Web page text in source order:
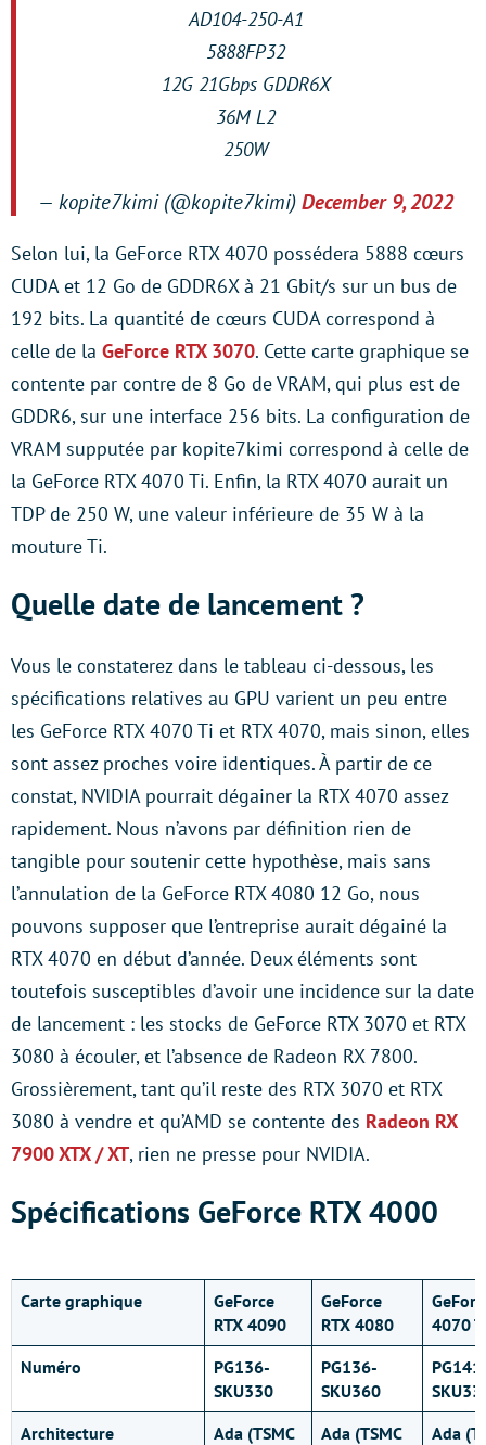
AD104-250-A1
5888FP32
12G 21Gbps GDDR6X
36M L2
250W
— kopite7kimi (@kopite7kimi) December 9, 2022
Selon lui, la GeForce RTX 4070 possédera 5888 cœurs
CUDA et 12 Go de GDDR6X à 21 Gbit/s sur un bus de
192 bits. La quantité de cœurs CUDA correspond à
celle de la GeForce RTX 3070. Cette carte graphique se
contente par contre de 8 Go de VRAM, qui plus est de
GDDR6, sur une interface 256 bits. La configuration de
VRAM supputée par kopite7kimi correspond à celle de
la GeForce RTX 4070 Ti. Enfin, la RTX 4070 aurait un
TDP de 250 W, une valeur inférieure de 35 W à la
mouture Ti.
Quelle date de lancement ?
Vous le constaterez dans le tableau ci-dessous, les
spécifications relatives au GPU varient un peu entre
les GeForce RTX 4070 Ti et RTX 4070, mais sinon, elles
sont assez proches voire identiques. À partir de ce
constat, NVIDIA pourrait dégainer la RTX 4070 assez
rapidement. Nous n’avons par définition rien de
tangible pour soutenir cette hypothèse, mais sans
l’annulation de la GeForce RTX 4080 12 Go, nous
pouvons supposer que l’entreprise aurait dégainé la
RTX 4070 en début d’année. Deux éléments sont
toutefois susceptibles d’avoir une incidence sur la date
de lancement : les stocks de GeForce RTX 3070 et RTX
3080 à écouler, et l’absence de Radeon RX 7800.
Grossièrement, tant qu’il reste des RTX 3070 et RTX
3080 à vendre et qu’AMD se contente des Radeon RX
7900 XTX / XT, rien ne presse pour NVIDIA.
Spécifications GeForce RTX 4000
Carte graphique
GeForce
RTX 4090
GeForce
RTX 4080
4070
Numéro
PG136-
SKU330
PG136-
SKU360
Architecture
Ada (TSMC
Ada (TSMC
Ada